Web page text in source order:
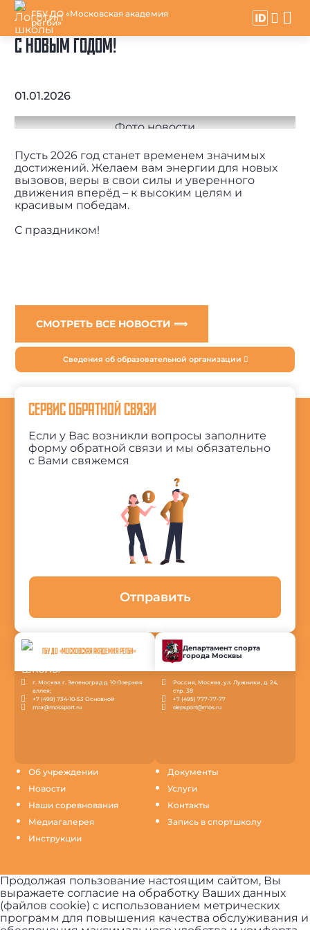
ГБУ ДО «Московская академия
регби»
С НОВЫМ ГОДОМ!
01.01.2026
Пусть 2026 год станет временем значимых
достижений. Желаем вам энергии для новых
вызовов, веры в свои силы и уверенного
движения вперёд – к высоким целям и
красивым победам.
С праздником!
СМОТРЕТЬ ВСЕ НОВОСТИ ⟹
Сведения об образовательной организации
Об учреждении
Новости
Наши соревнования
Медиагалерея
Инструкции
Документы
Услуги
Контакты
Запись в спортшколу
СЕРВИС ОБРАТНОЙ СВЯЗИ
Если у Вас возникли вопросы заполните
форму обратной связи и мы обязательно
с Вами свяжемся
Отправить
ГБУ ДО «МОСКОВСКАЯ АКАДЕМИЯ РЕГБИ»
г. Москва г. Зеленоград д. 10 Озерная
аллея;
+7 (499) 734-10-53 Основной
mra@mossport.ru
Департамент спорта
города Москвы
Россия, Москва, ул. Лужники, д. 24,
стр. 38
+7 (495) 777-77-77
depsport@mos.ru
Продолжая пользование настоящим сайтом, Вы
выражаете согласие на обработку Ваших данных
(файлов cookie) с использованием метрических
программ для повышения качества обслуживания и